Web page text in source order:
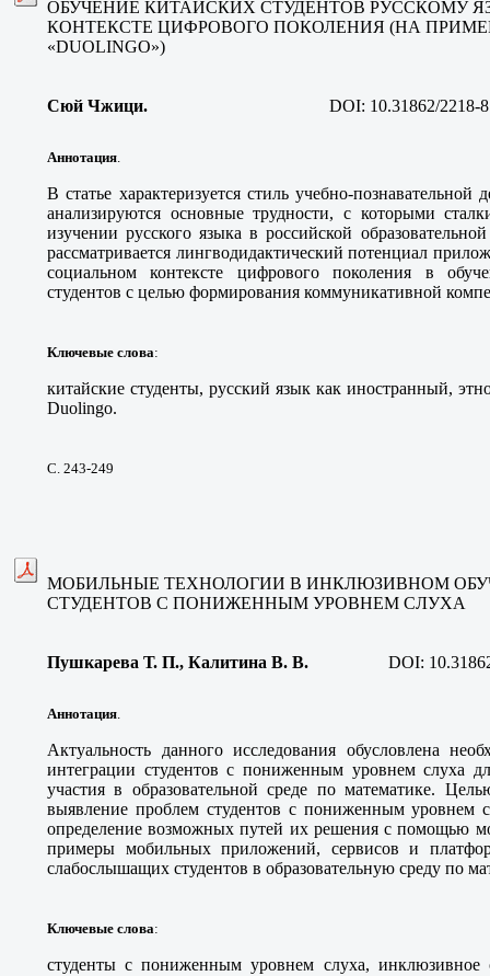
ОБУЧЕНИЕ КИТАЙСКИХ СТУДЕНТОВ РУССКОМУ
КОНТЕКСТЕ ЦИФРОВОГО ПОКОЛЕНИЯ (НА
«DUOLINGO»)
Сюй Чжици. DOI: 10.31862/2218-
Аннотация
В статье характеризуется стиль учебно-познавательной
анализируются основные трудности, с которыми
изучении русского языка в российской
рассматривается лингводидактический потенциал
социальном контексте цифрового поколения в
студентов с целью формирования коммуникативной
Ключевые слова:
китайские студенты, русский язык как иностранный,
Duolingo.
С. 243-249
МОБИЛЬНЫЕ ТЕХНОЛОГИИ В ИНКЛЮЗИВНОМ
СТУДЕНТОВ С ПОНИЖЕННЫМ УРОВНЕМ СЛУХА
Пушкарева Т. П., Калитина В. В. DOI:
Аннотация
Актуальность данного исследования обусловлена
интеграции студентов с пониженным уровнем слуха
участия в образовательной среде по математике.
выявление проблем студентов с пониженным уровнем
определение возможных путей их решения с помощью
примеры мобильных приложений, сервисов и
слабослышащих студентов в образовательную среду по
Ключевые слова:
студенты с пониженным уровнем слуха, инклюзивное